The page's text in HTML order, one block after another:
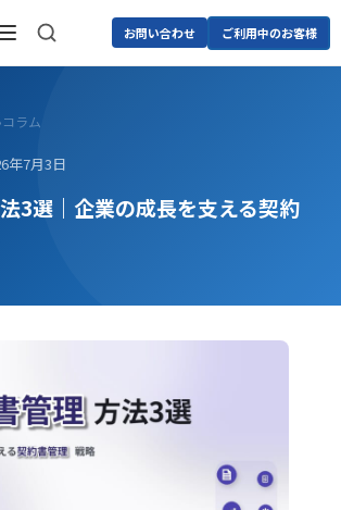
お問い合わせ ご利用中のお客様
›コラム
年7月3日
3選｜企業の成長を支える契約